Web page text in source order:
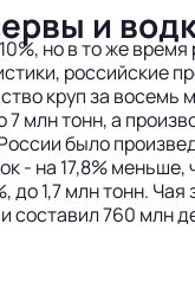
и
но в то же
российские
круп за восемь
млн тонн, а
было
- на 17,8%
1,7 млн тонн.
составил 760 млн